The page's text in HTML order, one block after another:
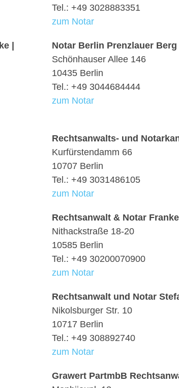
Tel.: +49 3028883351
zum Notar
|
Notar Berlin Prenzlauer
Schönhauser Allee 146
10435 Berlin
Tel.: +49 3044684444
zum Notar
Rechtsanwalts- und
Kurfürstendamm 66
10707 Berlin
Tel.: +49 3031486105
zum Notar
Rechtsanwalt & Notar Franke
Nithackstraße 18-20
10585 Berlin
Tel.: +49 30200070900
zum Notar
Rechtsanwalt und Notar
Nikolsburger Str. 10
10717 Berlin
Tel.: +49 308892740
zum Notar
Grawert PartmbB